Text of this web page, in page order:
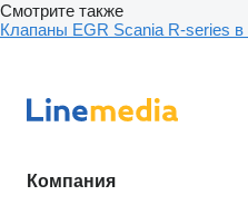
Смотрите также
Клапаны EGR Scania R-series в
Компания